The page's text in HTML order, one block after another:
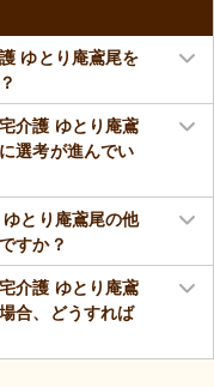
ゆとり庵鳶尾を
介護 ゆとり庵鳶
選考が進んでい
ゆとり庵鳶尾の他
すか？
介護 ゆとり庵鳶
合、どうすれば